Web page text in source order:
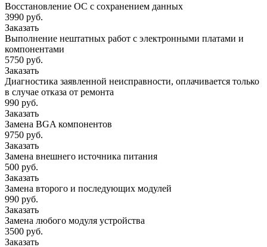
Восстановление ОС с сохранением данных
3990 руб.
Заказать
Выполнение нештатных работ с электронными платами и
компонентами
5750 руб.
Заказать
Диагностика заявленной неисправности, оплачивается только
в случае отказа от ремонта
990 руб.
Заказать
Замена BGA компонентов
9750 руб.
Заказать
Замена внешнего источника питания
500 руб.
Заказать
Замена второго и последующих модулей
990 руб.
Заказать
Замена любого модуля устройства
3500 руб.
Заказать